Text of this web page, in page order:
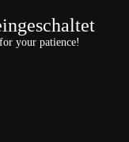
your patience!